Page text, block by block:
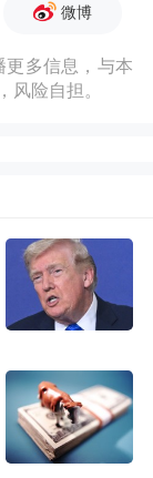
莱光学、
元、
力资金合
居前的有
等，净流
亿元、
有13只，
、北方华
微博
更多信息，与本
风险自担。